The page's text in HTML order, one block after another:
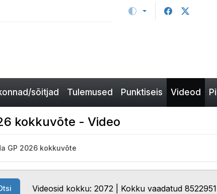
sõitjad Tulemused Punktiseis Videod
kokkuvõte - Video
GP 2026 kokkuvõte
Videosid kokku: 2072 | Kokku vaadatud